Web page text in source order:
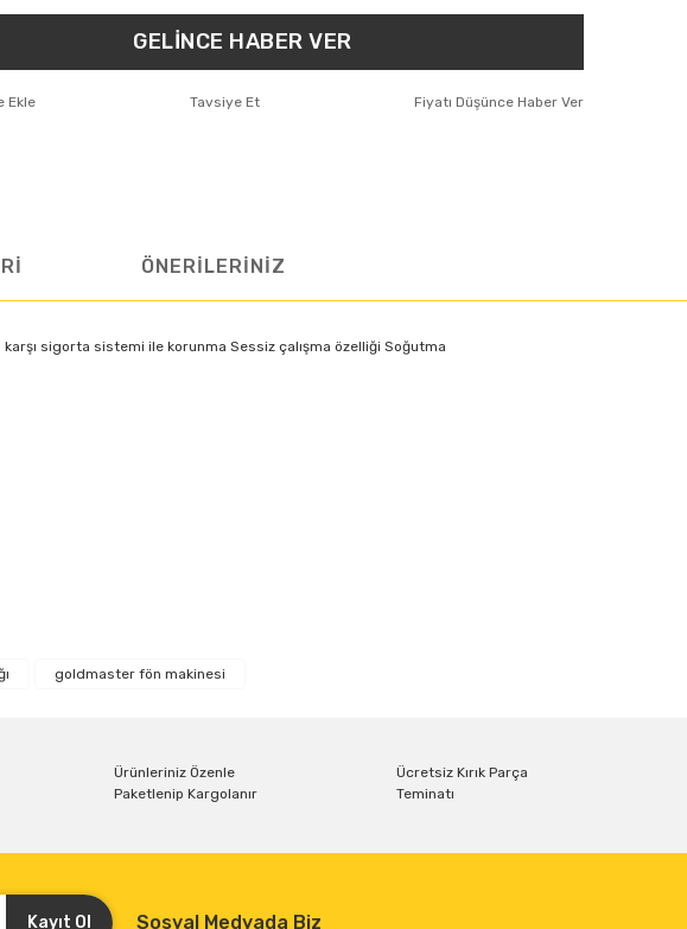
GELİNCE HABER VER
Tavsiye Et Fiyatı Düşünce Haber Ver
ÖNERİLERİNİZ
karşı sigorta sistemi ile korunma Sessiz çalışma özelliği Soğutma
goldmaster fön makinesi
Ürünleriniz Özenle
Paketlenip Kargolanır
Ücretsiz Kırık Parça
Teminatı
Kayıt Ol Sosyal Medyada Biz